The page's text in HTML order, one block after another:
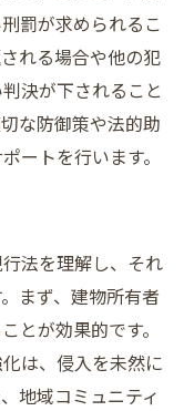
罰が求められるこ
れる場合や他の犯
決が下されること
な防御策や法的助
ートを行います。
法を理解し、それ
まず、建物所有者
とが効果的です。
は、侵入を未然に
地域コミュニティ